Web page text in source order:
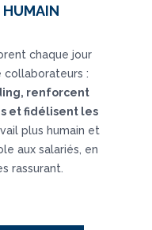
chaque jour
collaborateurs :
renforcent
et fidélisent les
plus humain et
aux salariés, en
rassurant.